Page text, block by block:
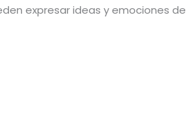
expresar ideas y emociones de